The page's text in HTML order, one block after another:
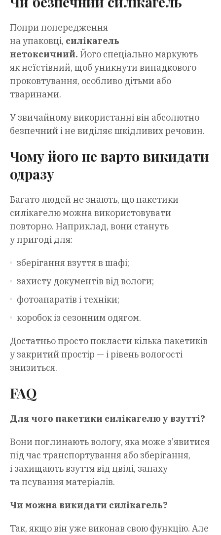
Попри попередження
на упаковці, силікагель
нетоксичний. Його спеціально маркують
як неїстівний, щоб уникнути випадкового
проковтування, особливо дітьми або
тваринами.
У звичайному використанні він абсолютно
безпечний і не виділяє шкідливих речовин.
Чому його не варто викидати
одразу
Багато людей не знають, що пакетики
силікагелю можна використовувати
повторно. Наприклад, вони стануть
у пригоді для:
зберігання взуття в шафі;
захисту документів від вологи;
фотоапаратів і техніки;
коробок із сезонним одягом.
Достатньо просто покласти кілька пакетиків
у закритий простір — і рівень вологості
знизиться.
FAQ
Для чого пакетики силікагелю у взутті?
Вони поглинають вологу, яка може з’явитися
під час транспортування або зберігання,
і захищають взуття від цвілі, запаху
та псування матеріалів.
Чи можна викидати силікагель?
Так, якщо він уже виконав свою функцію. Але